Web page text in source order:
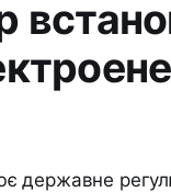
державне